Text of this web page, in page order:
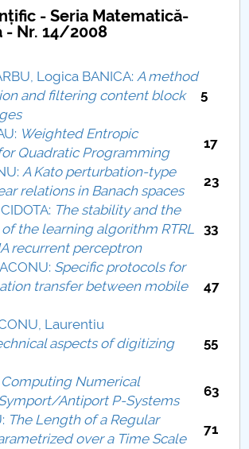
adrese Facultăți
- ADMITERE
- Seria Matematică-
- Nr. 14/2008
Logica BANICA:A method
and filtering content block
5
Weighted Entropic
Quadratic Programming
17
A Kato perturbation-type
relations in Banach spaces
23
The stability and the
the learning algorithm RTRL
recurrent perceptron
33
Specific protocols for
transfer between mobile
47
Laurentiu
aspects of digitizing
55
Computing Numerical
Antiport P-Systems
63
The Length of a Regular
over a Time Scale
71